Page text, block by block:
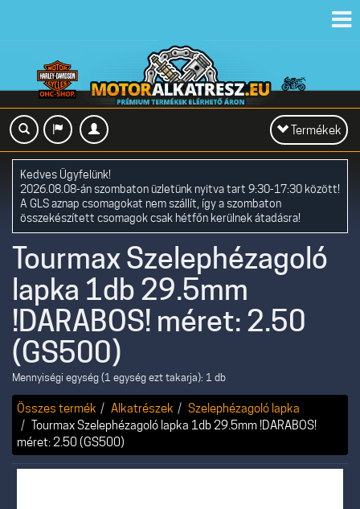
Toggle
navigation
Termékek
Kedves Ügyfelünk!
2026.08.08-án szombaton üzletünk nyitva tart 9:30-17:30 között!
A GLS aznap csomagokat nem szállít, így a szombaton
összekészített csomagok csak hétfőn kerülnek átadásra!
Tourmax Szelephézagoló
lapka 1db 29.5mm
!DARABOS! méret: 2.50
(GS500)
Mennyiségi egység (1 egység ezt takarja): 1 db
Összes termék Alkatrészek
Szelephézagoló lapka
Tourmax Szelephézagoló lapka 1db 29.5mm !DARABOS!
méret: 2.50 (GS500)